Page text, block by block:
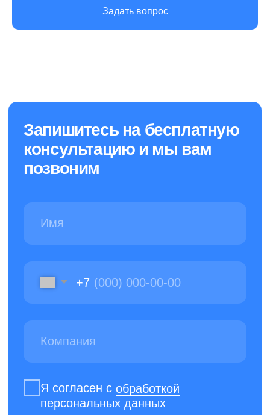
Задать вопрос
ОГРН: 1177847254530
в борьбе за чистоту
Политика конфиденциальности
Создали и продвигаем сайт